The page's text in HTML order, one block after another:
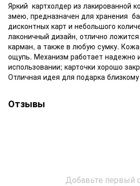
Яркий картхолдер из лакированной
змею, предназначен для хранения
дисконтных карт и небольшого
лаконичный дизайн, отлично
карман, а также в любую сумку.
ощупь. Механизм работает надежно
использовании; карточки хорошо
Отличная идея для подарка
Отзывы
Добавьте первый